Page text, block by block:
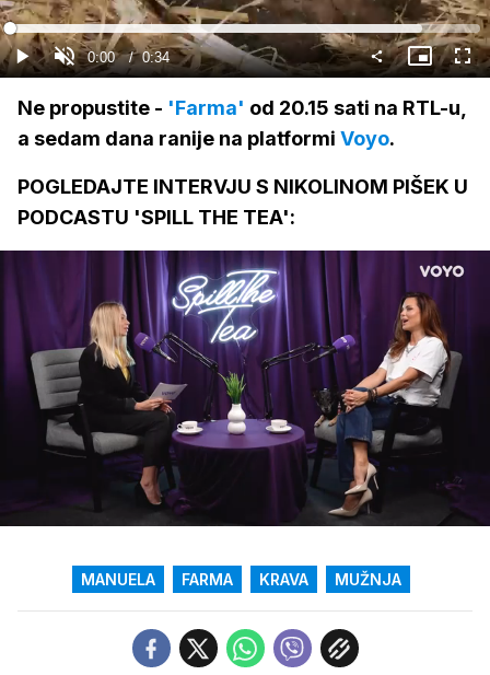
Gledaj
GledajUpali
zvuk
Current
Time
0:00 / Duration
0:34
Loaded:
87.77%
Slika
u
Ne propustite - 'Farma' od 20.15 sati na RTL-u,
a sedam dana ranije na platformi Voyo.
POGLEDAJTE INTERVJU S NIKOLINOM PIŠEK U
PODCASTU 'SPILL THE TEA':
zvuk
MANUELA FARMA KRAVA MUŽNJA